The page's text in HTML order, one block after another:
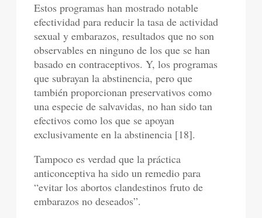
Estos programas han mostrado notable
efectividad para reducir la tasa de actividad
sexual y embarazos, resultados que no son
observables en ninguno de los que se han
basado en contraceptivos. Y, los programas
que subrayan la abstinencia, pero que
también proporcionan preservativos como
una especie de salvavidas, no han sido tan
efectivos como los que se apoyan
exclusivamente en la abstinencia [18].
Tampoco es verdad que la práctica
anticonceptiva ha sido un remedio para
“evitar los abortos clandestinos fruto de
embarazos no deseados”.